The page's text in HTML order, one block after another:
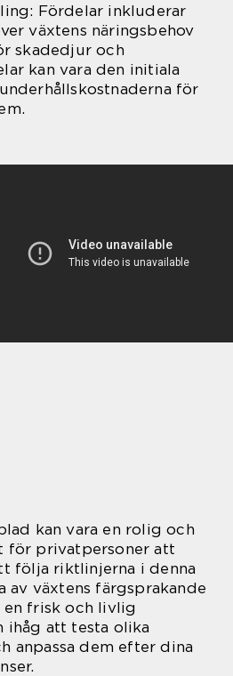
Fördelar inkluderar
växtens näringsbehov
skadedjur och
kan vara den initiala
för
kan vara en rolig och
för privatpersoner att
följa riktlinjerna i denna
av växtens färgsprakande
en frisk och livlig
ihåg att testa olika
anpassa dem efter dina